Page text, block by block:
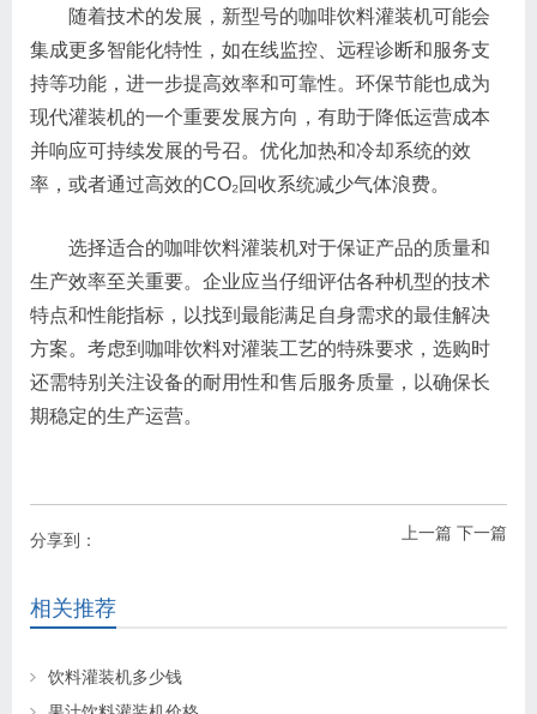
随着技术的发展，新型号的咖啡饮料灌装机可能会
集成更多智能化特性，如在线监控、远程诊断和服务支
持等功能，进一步提高效率和可靠性。环保节能也成为
现代灌装机的一个重要发展方向，有助于降低运营成本
并响应可持续发展的号召。优化加热和冷却系统的效
率，或者通过高效的CO₂回收系统减少气体浪费。
选择适合的咖啡饮料灌装机对于保证产品的质量和
生产效率至关重要。企业应当仔细评估各种机型的技术
特点和性能指标，以找到最能满足自身需求的最佳解决
方案。考虑到咖啡饮料对灌装工艺的特殊要求，选购时
还需特别关注设备的耐用性和售后服务质量，以确保长
期稳定的生产运营。
上一篇 下一篇
分享到：
相关推荐
饮料灌装机多少钱